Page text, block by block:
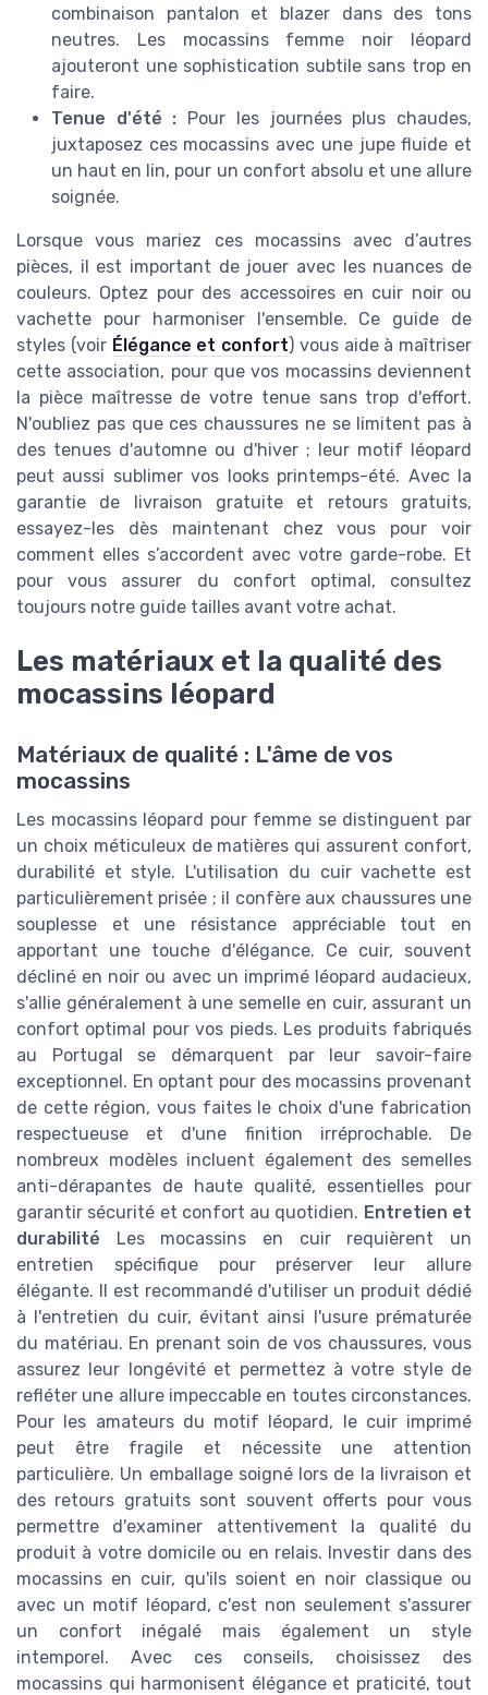
combinaison pantalon et blazer dans des tons
neutres. Les mocassins femme noir léopard
ajouteront une sophistication subtile sans trop en
faire.
Tenue d'été : Pour les journées plus chaudes,
juxtaposez ces mocassins avec une jupe fluide et
un haut en lin, pour un confort absolu et une allure
soignée.
Lorsque vous mariez ces mocassins avec d’autres
pièces, il est important de jouer avec les nuances de
couleurs. Optez pour des accessoires en cuir noir ou
vachette pour harmoniser l'ensemble. Ce guide de
styles (voir Élégance et confort) vous aide à maîtriser
cette association, pour que vos mocassins deviennent
la pièce maîtresse de votre tenue sans trop d'effort.
N'oubliez pas que ces chaussures ne se limitent pas à
des tenues d'automne ou d'hiver ; leur motif léopard
peut aussi sublimer vos looks printemps-été. Avec la
garantie de livraison gratuite et retours gratuits,
essayez-les dès maintenant chez vous pour voir
comment elles s’accordent avec votre garde-robe. Et
pour vous assurer du confort optimal, consultez
toujours notre guide tailles avant votre achat.
Les matériaux et la qualité des
mocassins léopard
Matériaux de qualité : L'âme de vos
mocassins
Les mocassins léopard pour femme se distinguent par
un choix méticuleux de matières qui assurent confort,
durabilité et style. L'utilisation du cuir vachette est
particulièrement prisée ; il confère aux chaussures une
souplesse et une résistance appréciable tout en
apportant une touche d'élégance. Ce cuir, souvent
décliné en noir ou avec un imprimé léopard audacieux,
s'allie généralement à une semelle en cuir, assurant un
confort optimal pour vos pieds. Les produits fabriqués
au Portugal se démarquent par leur savoir-faire
exceptionnel. En optant pour des mocassins provenant
de cette région, vous faites le choix d'une fabrication
respectueuse et d'une finition irréprochable. De
nombreux modèles incluent également des semelles
anti-dérapantes de haute qualité, essentielles pour
garantir sécurité et confort au quotidien. Entretien et
durabilité Les mocassins en cuir requièrent un
entretien spécifique pour préserver leur allure
élégante. Il est recommandé d'utiliser un produit dédié
à l'entretien du cuir, évitant ainsi l'usure prématurée
du matériau. En prenant soin de vos chaussures, vous
assurez leur longévité et permettez à votre style de
refléter une allure impeccable en toutes circonstances.
Pour les amateurs du motif léopard, le cuir imprimé
peut être fragile et nécessite une attention
particulière. Un emballage soigné lors de la livraison et
des retours gratuits sont souvent offerts pour vous
permettre d'examiner attentivement la qualité du
produit à votre domicile ou en relais. Investir dans des
mocassins en cuir, qu'ils soient en noir classique ou
avec un motif léopard, c'est non seulement s'assurer
un confort inégalé mais également un style
intemporel. Avec ces conseils, choisissez des
mocassins qui harmonisent élégance et praticité, tout